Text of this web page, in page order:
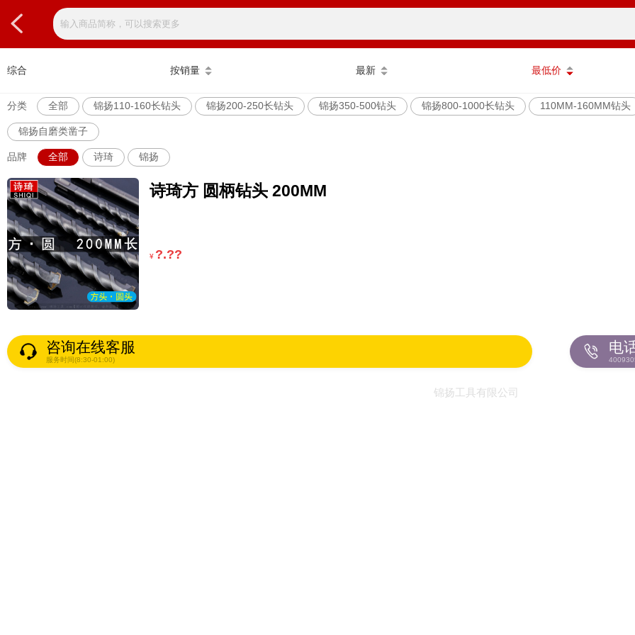
综合 按销量 最新 最低价
分类 全部 锦扬110-160长钻头 锦扬200-250长钻头 锦扬350-500钻头 锦扬800-1000长钻头 110MM-160MM钻头
锦扬自磨类凿子
品牌 全部 诗琦 锦扬
诗琦方 圆柄钻头 200MM
¥ ?.??
咨询在线客服
服务时间(8:30-01:00)
电
锦扬工具有限公司